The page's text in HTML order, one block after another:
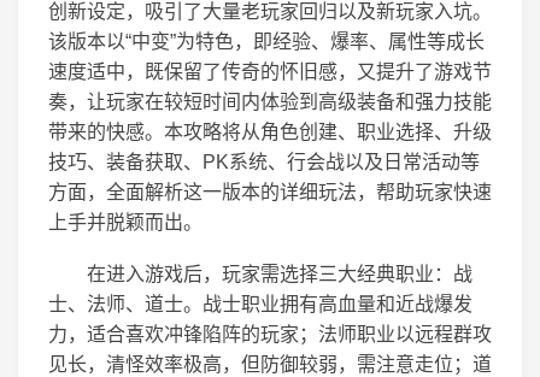
创新设定，吸引了大量老玩家回归以及新玩家入坑。
该版本以“中变”为特色，即经验、爆率、属性等成长
速度适中，既保留了传奇的怀旧感，又提升了游戏节
奏，让玩家在较短时间内体验到高级装备和强力技能
带来的快感。本攻略将从角色创建、职业选择、升级
技巧、装备获取、PK系统、行会战以及日常活动等
方面，全面解析这一版本的详细玩法，帮助玩家快速
上手并脱颖而出。
在进入游戏后，玩家需选择三大经典职业：战
士、法师、道士。战士职业拥有高血量和近战爆发
力，适合喜欢冲锋陷阵的玩家；法师职业以远程群攻
见长，清怪效率极高，但防御较弱，需注意走位；道